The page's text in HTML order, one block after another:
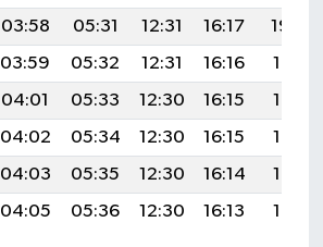
03:58 05:31 12:31 16:17
19:20
03:59 05:32 12:31 16:16
19:19
04:01 05:33 12:30 16:15
19:18
04:02 05:34 12:30 16:15
19:16
04:03 05:35 12:30 16:14
19:15
04:05 05:36 12:30 16:13 19:13